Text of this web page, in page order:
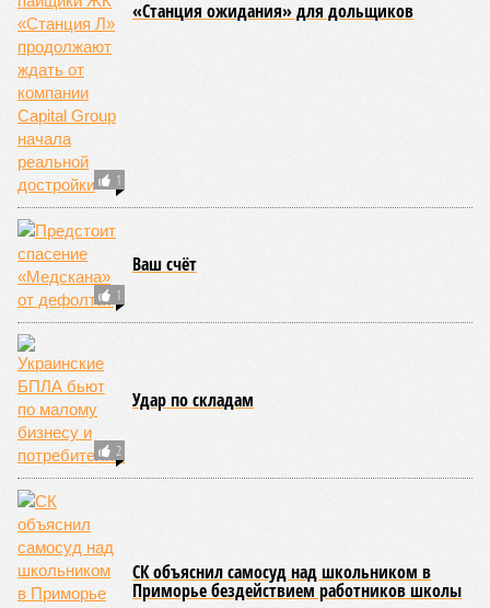
огонь уничтожает лесную экосистему, сельское хозяйство
и кропотливо созданную человеком инфраструктуру.
Учитывая то, что пожары начинают становиться чуть ли не
ежегодной реальностью на фоне глобального потепления,
год за годом их будет всё больше, и здесь уже среди
прочего в большой опасности Европа. Небывалая жара,
зафиксированная в этом и прошлом годах в Италии и во
Франции, тому лучшее подтверждение.
Есть в перечне A-Z Animals и экзотика, впрочем, не менее
смертоносная. Это, в частности, «лимнические
извержения», о которых мало кто слышал. Речь идёт о
явлениях, когда большое количество углекислого газа
внезапно вырывается из глубин озёр, образуя невидимое
удушающее газовое облако, которое безжалостно убивает
людей и животных. Катастрофа на озере Ньос в Камеруне
в 1986 году остаётся одним из наиболее чудовищных
примеров: более 1700 человек и тысячи голов скота
погибли из-за внезапного выброса CO₂, накрывшего
близлежащие деревни.
И здесь мы плавно подходим к тому, чем все эти
стихийные бедствия могут закончиться. А именно – к
социальному коллапсу, то есть фактическому упадку
развитой цивилизации, зачастую с последующим её
полным уничтожением. Среди причин такого трагического
развития событий учёные называют деградацию